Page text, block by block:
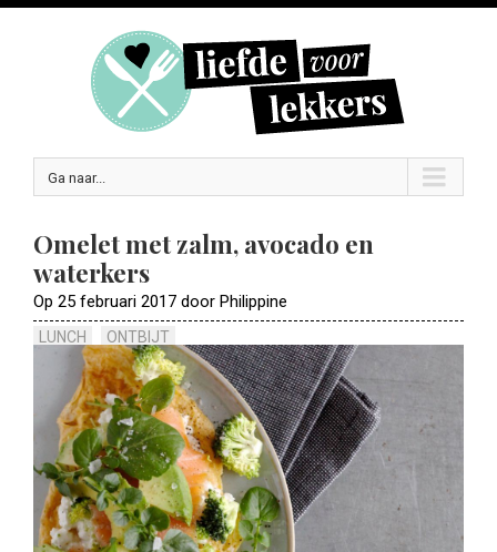
Ga naar...
Omelet met zalm, avocado en
waterkers
Op 25 februari 2017 door Philippine
LUNCH ONTBIJT